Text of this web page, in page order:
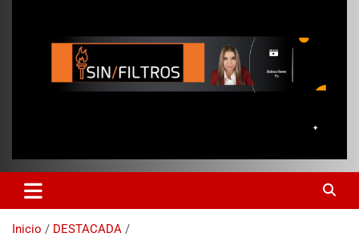
Inicio
DESTACADA